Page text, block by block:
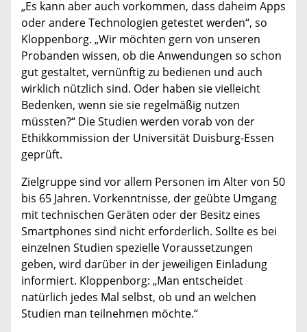
„Es kann aber auch vorkommen, dass daheim Apps
oder andere Technologien getestet werden“, so
Kloppenborg. „Wir möchten gern von unseren
Probanden wissen, ob die Anwendungen so schon
gut gestaltet, vernünftig zu bedienen und auch
wirklich nützlich sind. Oder haben sie vielleicht
Bedenken, wenn sie sie regelmäßig nutzen
müssten?“ Die Studien werden vorab von der
Ethikkommission der Universität Duisburg-Essen
geprüft.
Zielgruppe sind vor allem Personen im Alter von 50
bis 65 Jahren. Vorkenntnisse, der geübte Umgang
mit technischen Geräten oder der Besitz eines
Smartphones sind nicht erforderlich. Sollte es bei
einzelnen Studien spezielle Voraussetzungen
geben, wird darüber in der jeweiligen Einladung
informiert. Kloppenborg: „Man entscheidet
natürlich jedes Mal selbst, ob und an welchen
Studien man teilnehmen möchte.“